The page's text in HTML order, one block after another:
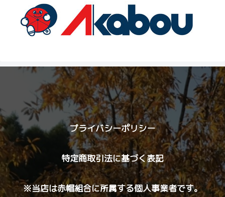
プライバシーポリシー
特定商取引法に基づく表記
※当店は赤帽組合に所属する個人事業者です。